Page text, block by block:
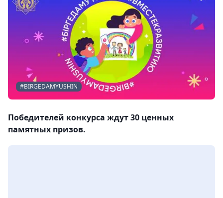
#BIRGEDAMYUSHIN
Победителей конкурса ждут 30 ценных
памятных призов.